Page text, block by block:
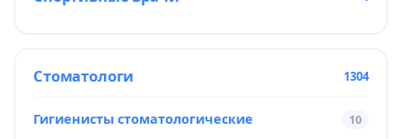
Стоматологи 1304
Гигиенисты стоматологические 10